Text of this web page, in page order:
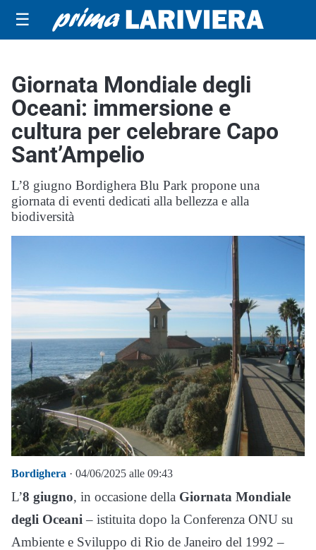
☰
Giornata Mondiale degli
Oceani: immersione e
cultura per celebrare Capo
Sant’Ampelio
L’8 giugno Bordighera Blu Park propone una
giornata di eventi dedicati alla bellezza e alla
biodiversità
Bordighera · 04/06/2025 alle 09:43
L’8 giugno, in occasione della Giornata Mondiale
degli Oceani – istituita dopo la Conferenza ONU su
Ambiente e Sviluppo di Rio de Janeiro del 1992 –